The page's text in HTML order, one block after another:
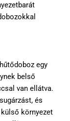
egy
belső
van ellátva.
és
környezet